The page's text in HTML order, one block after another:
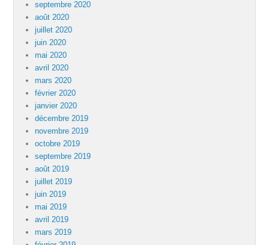
septembre 2020
août 2020
juillet 2020
juin 2020
mai 2020
avril 2020
mars 2020
février 2020
janvier 2020
décembre 2019
novembre 2019
octobre 2019
septembre 2019
août 2019
juillet 2019
juin 2019
mai 2019
avril 2019
mars 2019